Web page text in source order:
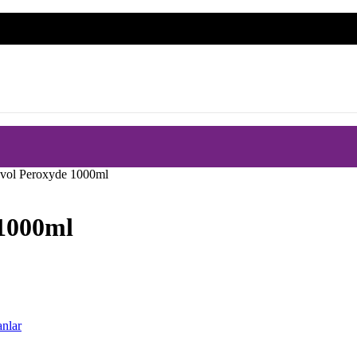
Peroxyde 1000ml